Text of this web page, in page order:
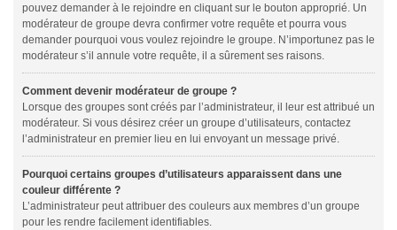
pouvez demander à le rejoindre en cliquant sur le bouton approprié. Un
modérateur de groupe devra confirmer votre requête et pourra vous
demander pourquoi vous voulez rejoindre le groupe. N’importunez pas le
modérateur s’il annule votre requête, il a sûrement ses raisons.
Comment devenir modérateur de groupe ?
Lorsque des groupes sont créés par l’administrateur, il leur est attribué un
modérateur. Si vous désirez créer un groupe d’utilisateurs, contactez
l’administrateur en premier lieu en lui envoyant un message privé.
Pourquoi certains groupes d’utilisateurs apparaissent dans une
couleur différente ?
L’administrateur peut attribuer des couleurs aux membres d’un groupe
pour les rendre facilement identifiables.